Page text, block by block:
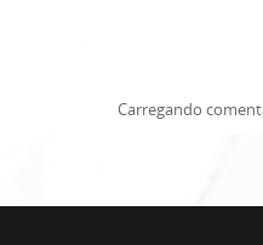
Carregando